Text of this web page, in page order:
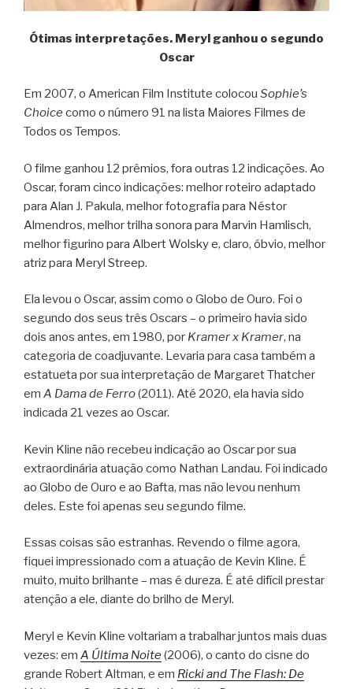
Ótimas interpretações. Meryl ganhou o segundo
Oscar
Em 2007, o American Film Institute colocou Sophie’s
Choice como o número 91 na lista Maiores Filmes de
Todos os Tempos.
O filme ganhou 12 prêmios, fora outras 12 indicações. Ao
Oscar, foram cinco indicações: melhor roteiro adaptado
para Alan J. Pakula, melhor fotografia para Néstor
Almendros, melhor trilha sonora para Marvin Hamlisch,
melhor figurino para Albert Wolsky e, claro, óbvio, melhor
atriz para Meryl Streep.
Ela levou o Oscar, assim como o Globo de Ouro. Foi o
segundo dos seus três Oscars – o primeiro havia sido
dois anos antes, em 1980, por Kramer x Kramer, na
categoria de coadjuvante. Levaria para casa também a
estatueta por sua interpretação de Margaret Thatcher
em A Dama de Ferro(2011). Até 2020, ela havia sido
indicada 21 vezes ao Oscar.
Kevin Kline não recebeu indicação ao Oscar por sua
extraordinária atuação como Nathan Landau. Foi indicado
ao Globo de Ouro e ao Bafta, mas não levou nenhum
deles. Este foi apenas seu segundo filme.
Essas coisas são estranhas. Revendo o filme agora,
fiquei impressionado com a atuação de Kevin Kline. É
muito, muito brilhante – mas é dureza. É até difícil prestar
atenção a ele, diante do brilho de Meryl.
Meryl e Kevin Kline voltariam a trabalhar juntos mais duas
vezes: em A Última Noite(2006), o canto do cisne do
grande Robert Altman, e em Ricki and The Flash: De